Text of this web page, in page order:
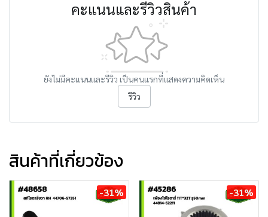
คะแนนและรีวิวสินค้า
ยังไม่มีคะแนนและรีวิว เป็นคนแรกที่แสดงความคิดเห็น
รีวิว
สินค้าที่เกี่ยวข้อง
-31% -31%